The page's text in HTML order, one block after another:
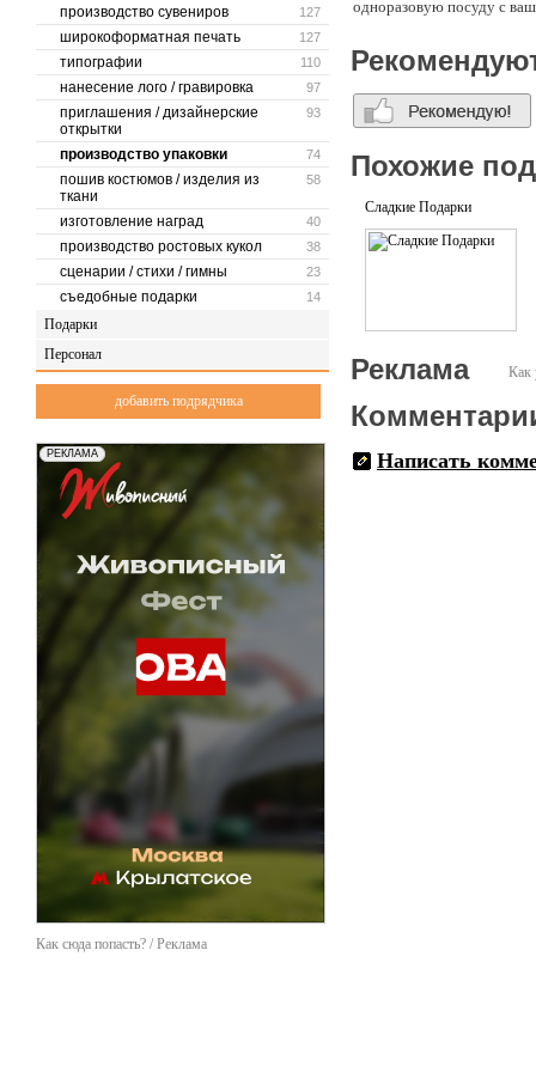
127
производство сувениров
127
широкоформатная печать
110
типографии
97
нанесение лого / гравировка
93
приглашения / дизайнерские
открытки
74
производство упаковки
58
пошив костюмов / изделия из
ткани
40
изготовление наград
38
производство ростовых кукол
23
сценарии / стихи / гимны
14
съедобные подарки
Подарки
Персонал
добавить подрядчика
Как сюда попасть? / Реклама
одноразовую посуду с
Похожие
Сладкие Подарки
Как
Реклама
Написать